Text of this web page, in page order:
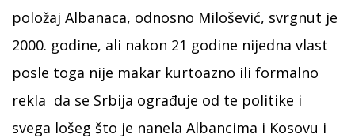
položaj Albanaca, odnosno Milošević, svrgnut je
2000. godine, ali nakon 21 godine nijedna vlast
posle toga nije makar kurtoazno ili formalno
rekla da se Srbija ograđuje od te politike i
svega lošeg što je nanela Albancima i Kosovu i